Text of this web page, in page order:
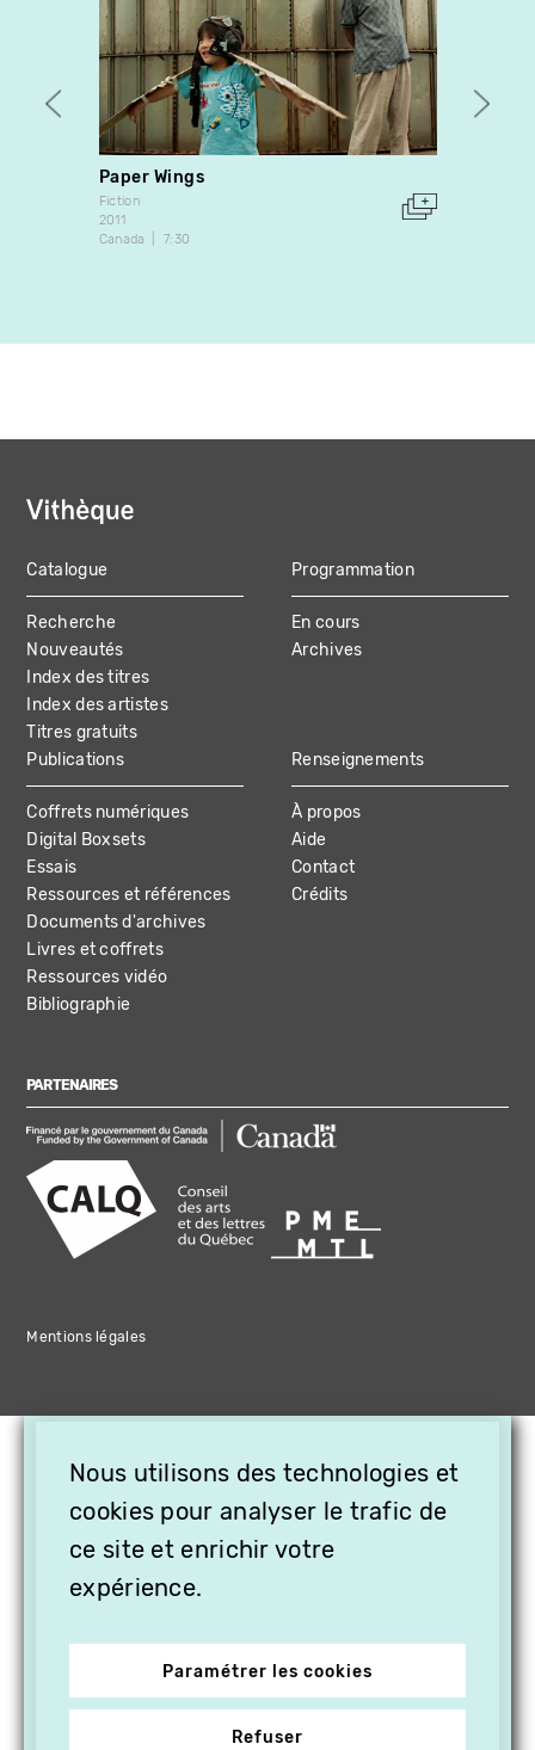
Paper Wings
Fiction
2011
Canada
7:30
MAIN
NAVIGATION
Catalogue
Recherche
Nouveautés
Index des titres
Index des artistes
Titres gratuits
Programmation
En cours
Archives
Publications
Coffrets numériques
Digital Boxsets
Essais
Ressources et références
Documents d'archives
Livres et coffrets
Ressources vidéo
Bibliographie
Renseignements
À propos
Aide
Contact
Crédits
PARTENAIRES
Mentions légales
Nous utilisons des technologies et
cookies pour analyser le trafic de
ce site et enrichir votre
expérience.
Paramétrer les cookies
Refuser
OFFREZ LA VIDÉO EN
CADEAU, ABONNEZ VOS
PROCHES À VITHÈQUE !